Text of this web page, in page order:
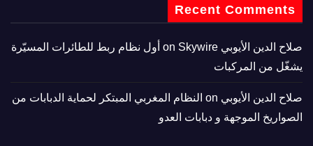
Recent Comments
صلاح الدين الأيوبي
Skywire أول نظام ربط للطائرات المسيّرة
يشغّل من المركبات
صلاح الدين الأيوبي
النظام المغربي المبتكر لحماية الدبابات من
الصواريخ الموجهة و دبابات العدو